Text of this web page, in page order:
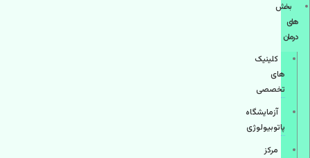
بخش
های
درمان
کلینیک
های
تخصصی
آزمایشگاه
پاتوبیولوژی
مرکز